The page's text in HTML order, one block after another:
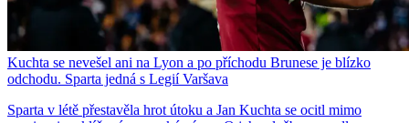
Kuchta se nevešel ani na Lyon a po příchodu Brunese je blízko
odchodu. Sparta jedná s Legií Varšava
Sparta v létě přestavěla hrot útoku a Jan Kuchta se ocitl mimo